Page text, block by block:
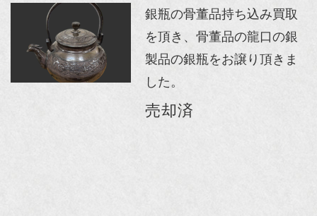
銀瓶の骨董品持ち込み買取
を頂き、骨董品の龍口の銀
製品の銀瓶をお譲り頂きま
した。
売却済